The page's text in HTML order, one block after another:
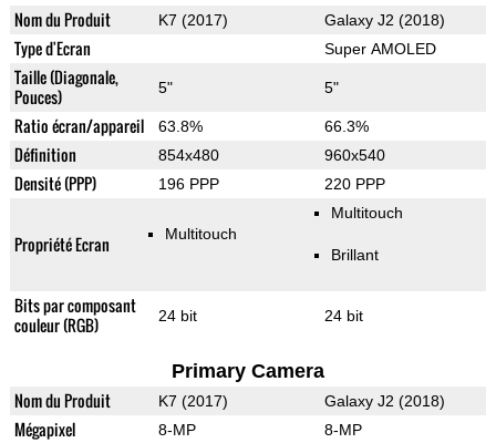
Nom du Produit K7 (2017) Galaxy J2 (2018)
Type d'Ecran Super AMOLED
Taille (Diagonale,
Pouces)
5" 5"
Ratio écran/appareil 63.8% 66.3%
Définition 854x480 960x540
Densité (PPP) 196 PPP 220 PPP
Propriété Ecran Multitouch
Multitouch
Brillant
Bits par composant
couleur (RGB)
24 bit 24 bit
Primary Camera
Nom du Produit K7 (2017) Galaxy J2 (2018)
Mégapixel 8-MP 8-MP